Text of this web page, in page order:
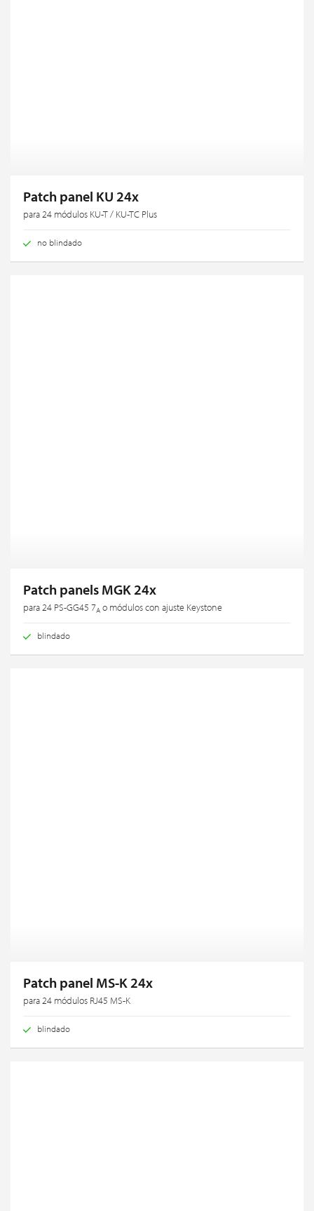
Patch panel KU 24x
para 24 módulos KU-T / KU-TC Plus
no blindado
Patch panels MGK 24x
para 24 PS-GG45 7A o módulos con ajuste Keystone
blindado
Patch panel MS-K 24x
para 24 módulos RJ45 MS-K
blindado